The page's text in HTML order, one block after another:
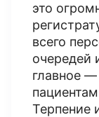
это
всего
очередей
главное
Терпение